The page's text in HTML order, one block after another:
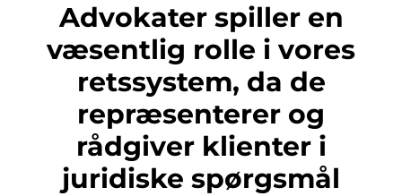
Advokater spiller en
væsentlig rolle i vores
retssystem, da de
repræsenterer og
rådgiver klienter i
juridiske spørgsmål